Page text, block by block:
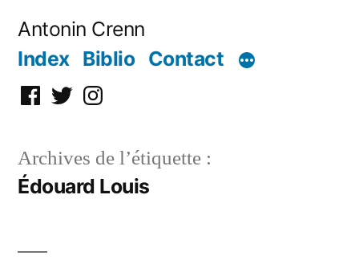
Antonin Crenn
Index Biblio Contact
Facebook
TwitterInstagram
Archives de l’étiquette :
Édouard Louis